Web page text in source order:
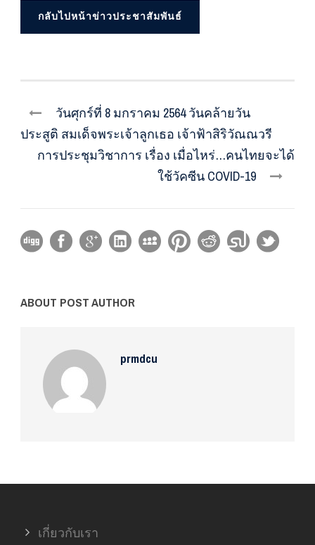
กลับไปหน้าข่าวประชาสัมพันธ์
วันศุกร์ที่ 8 มกราคม 2564 วันคล้ายวัน
ประสูติ สมเด็จพระเจ้าลูกเธอ เจ้าฟ้าสิริวัณณวรี
การประชุมวิชาการ เรื่อง เมื่อไหร่…คนไทยจะได้
ใช้วัคซีน COVID-19
ABOUT POST AUTHOR
prmdcu
เกี่ยวกับเรา